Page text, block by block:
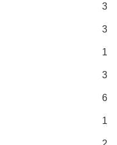
3
3
1
3
6
1